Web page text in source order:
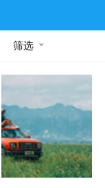
筛选